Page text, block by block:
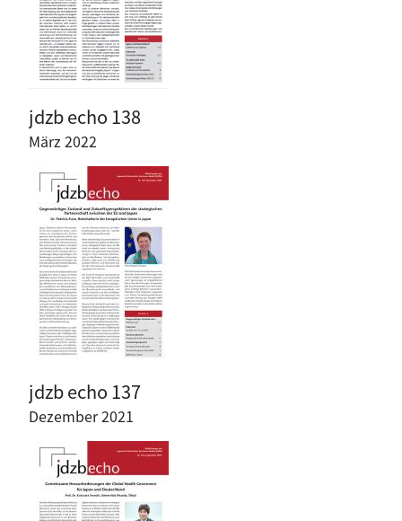
jdzb echo 138
März 2022
jdzb echo 137
Dezember 2021